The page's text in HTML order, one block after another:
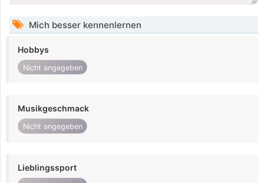
Mich besser kennenlernen
Hobbys
Nicht angegeben
Musikgeschmack
Nicht angegeben
Lieblingssport